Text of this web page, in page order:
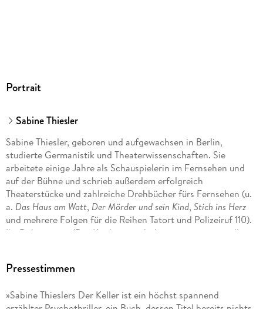
Portrait
Sabine Thiesler
Sabine Thiesler, geboren und aufgewachsen in Berlin,
studierte Germanistik und Theaterwissenschaften. Sie
arbeitete einige Jahre als Schauspielerin im Fernsehen und
auf der Bühne und schrieb außerdem erfolgreich
Theaterstücke und zahlreiche Drehbücher fürs Fernsehen (u.
a. Das Haus am Watt, Der Mörder und sein Kind, Stich ins Herz
und mehrere Folgen für die Reihen Tatort und Polizeiruf 110).
Ihr Debütroman 'Der Kindersammler' war ein sensationeller
Pressestimmen
»Sabine Thieslers Der Keller ist ein höchst spannend